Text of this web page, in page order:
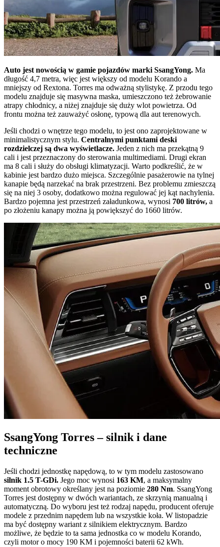
Auto jest nowością w gamie pojazdów marki SsangYong. Ma
długość 4,7 metra, więc jest większy od modelu Korando a
mniejszy od Rextona. Torres ma odważną stylistykę. Z przodu tego
modelu znajduje się masywna maska, umieszczono też żebrowanie
atrapy chłodnicy, a niżej znajduje się duży wlot powietrza. Od
frontu można też zauważyć osłonę, typową dla aut terenowych.
Jeśli chodzi o wnętrze tego modelu, to jest ono zaprojektowane w
minimalistycznym stylu. Centralnymi punktami deski
rozdzielczej są dwa wyświetlacze. Jeden z nich ma przekątną 9
cali i jest przeznaczony do sterowania multimediami. Drugi ekran
ma 8 cali i służy do obsługi klimatyzacji. Warto podkreślić, że w
kabinie jest bardzo dużo miejsca. Szczególnie pasażerowie na tylnej
kanapie będą narzekać na brak przestrzeni. Bez problemu zmieszczą
się na niej 3 osoby, dodatkowo można regulować jej kąt nachylenia.
Bardzo pojemna jest przestrzeń załadunkowa, wynosi 700 litrów, a
po złożeniu kanapy można ją powiększyć do 1660 litrów.
SsangYong Torres – silnik i dane
techniczne
Jeśli chodzi jednostkę napędową, to w tym modelu zastosowano
silnik 1.5 T-GDi. Jego moc wynosi 163 KM, a maksymalny
moment obrotowy określany jest na poziomie 280 Nm. SsangYong
Torres jest dostępny w dwóch wariantach, ze skrzynią manualną i
automatyczną. Do wyboru jest też rodzaj napędu, producent oferuje
modele z przednim napędem lub na wszystkie koła. W listopadzie
ma być dostępny wariant z silnikiem elektrycznym. Bardzo
możliwe, że będzie to ta sama jednostka co w modelu Korando,
czyli motor o mocy 190 KM i pojemności baterii 62 kWh.